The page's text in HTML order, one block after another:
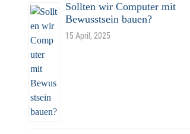
Sollten wir Computer mit
Bewusstsein bauen?
15 April, 2025